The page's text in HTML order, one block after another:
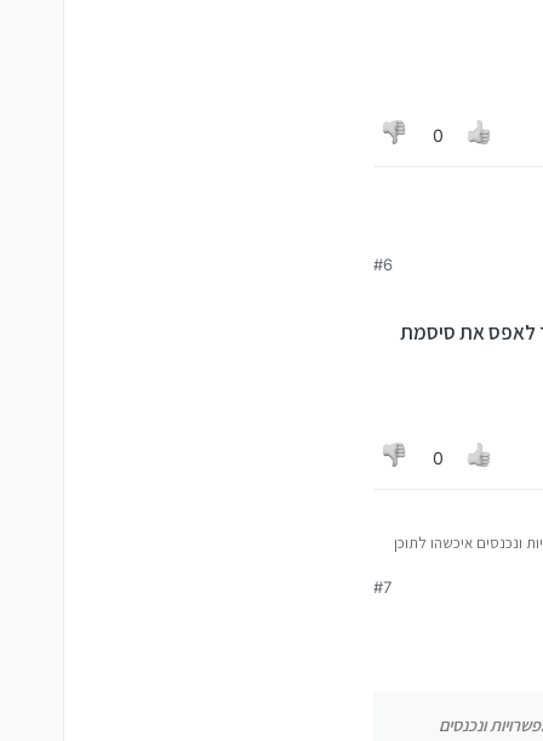
0
#6
לאפס את סיסמת
0
ונכנסים איכשהו לתוכן
#7
ונכנסים